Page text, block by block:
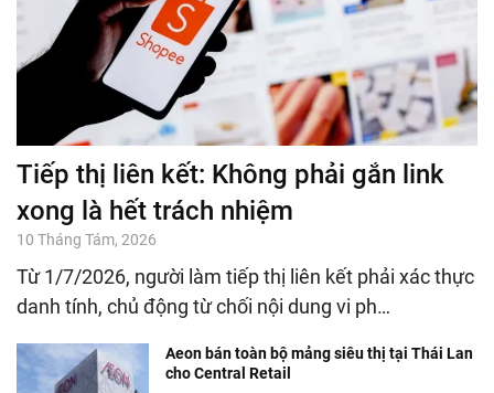
Tiếp thị liên kết: Không phải gắn link
xong là hết trách nhiệm
10 Tháng Tám, 2026
Từ 1/7/2026, người làm tiếp thị liên kết phải xác thực
danh tính, chủ động từ chối nội dung vi ph…
Aeon bán toàn bộ mảng siêu thị tại Thái Lan
cho Central Retail